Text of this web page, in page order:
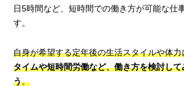
日5時間など、短時間での働き方が可能な仕
す。
自身が希望する定年後の生活スタイルや体
タイムや短時間労働など、働き方を検討し
う。